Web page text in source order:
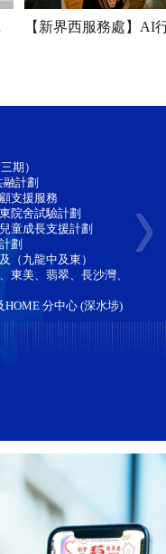
舉行
期）
融計劃
支援服務
院舍試驗計劃
童成長支援計劃
劃
（九龍中及東）
東美、翡翠、長沙灣、
HOME 分中心 (深水埗)